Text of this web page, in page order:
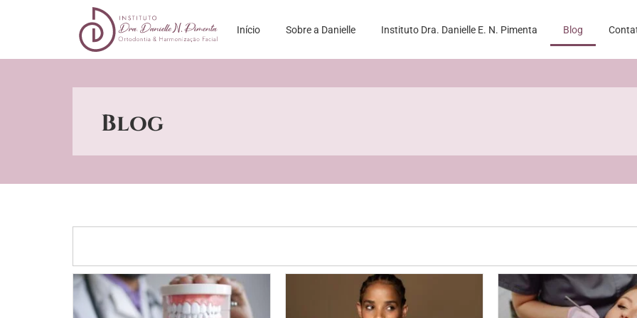
Início Sobre a Danielle Instituto Dra. Danielle E. N. Pimenta Blog
Blog